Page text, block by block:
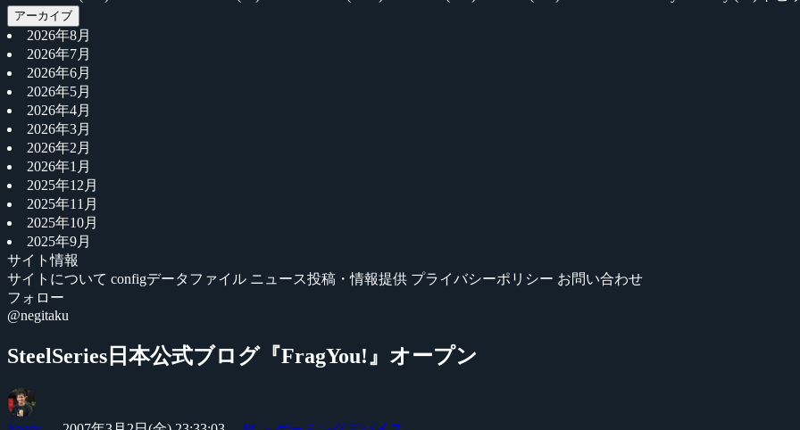
アーカイブ
2026年8月
2026年7月
2026年6月
2026年5月
2026年4月
2026年3月
2026年2月
2026年1月
2025年12月
2025年11月
2025年10月
2025年9月
サイト情報
サイトについて configデータファイル ニュース投稿・情報提供 プライバシーポリシー お問い合わせ
フォロー
@negitaku
SteelSeries日本公式ブログ『FragYou!』オープン